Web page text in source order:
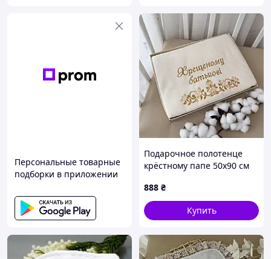
Персональные товарные
подборки в приложении
Подарочное полотенце
крёстному папе 50х90 см
888 ₴
Купить